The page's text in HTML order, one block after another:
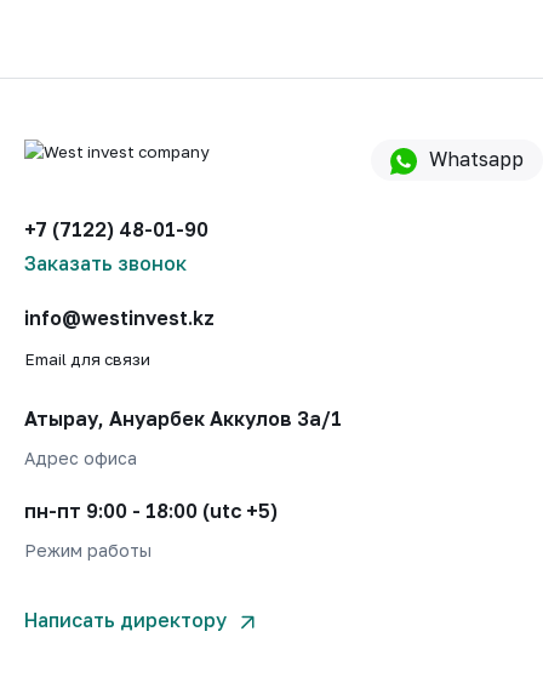
+7 (7122) 48-01-90
Заказать звонок
info@westinvest.kz
Email для связи
Атырау, Ануарбек Аккулов 3а/1
Адрес офиса
пн-пт 9:00 - 18:00 (utc +5)
Режим работы
Whatsapp
Написать директору